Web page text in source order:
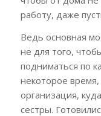
работу, даже
Ведь основная
не для того,
подниматься по
некоторое время,
организация,
сестры.